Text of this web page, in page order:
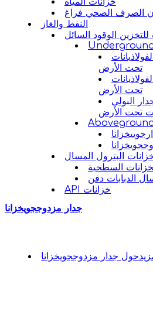
الصرف الصحي فراغ
النفط والغاز
الوقود السائل
تحت الأرض
تحت الأرض
البولي
تحت الأرض
البترول المسال
السطحية
الدبابات دفن
API خزانات
جدار مزدوججويخزانا
حول جدار مزدوججويخزانا